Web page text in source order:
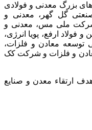
بزرگ معدنی و فولادی
گل گهر، معدنی و
شرکت ملی مس، معدنی و
فولاد ارفع، پویا انرژی،
توسعه معادن و فلزات،
معادن و فلزات و شرکت کک
ارتقاء معدن و صنایع